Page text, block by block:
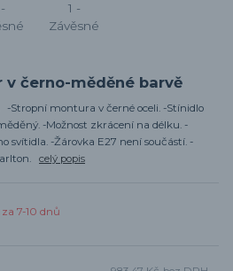
v černo-měděné barvě
-Stropní montura v černé oceli. -Stínidlo
-Možnost zkrácení na délku. -
svítidla. -Žárovka E27 není součástí. -
celý popis
za 7-10 dnů